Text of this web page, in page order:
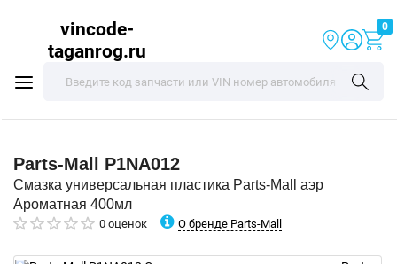
vincode-
taganrog.ru
0
Parts-Mall P1NA012
Смазка универсальная пластика Parts-Mall аэр
Ароматная 400мл
0 оценок О бренде Parts-Mall